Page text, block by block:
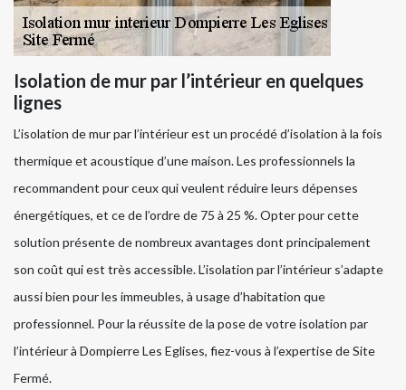
Isolation de mur par l’intérieur en quelques
lignes
L’isolation de mur par l’intérieur est un procédé d’isolation à la fois
thermique et acoustique d’une maison. Les professionnels la
recommandent pour ceux qui veulent réduire leurs dépenses
énergétiques, et ce de l’ordre de 75 à 25 %. Opter pour cette
solution présente de nombreux avantages dont principalement
son coût qui est très accessible. L’isolation par l’intérieur s’adapte
aussi bien pour les immeubles, à usage d’habitation que
professionnel. Pour la réussite de la pose de votre isolation par
l’intérieur à Dompierre Les Eglises, fiez-vous à l’expertise de Site
Fermé.